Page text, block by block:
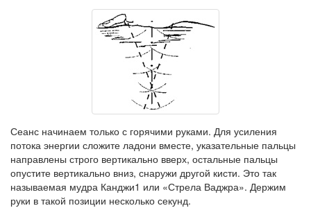
Сеанс начинаем только с горячими руками. Для усиления
потока энергии сложите ладони вместе, указательные пальцы
направлены строго вертикально вверх, остальные пальцы
опустите вертикально вниз, снаружи другой кисти. Это так
называемая мудра Канджи1 или «Стрела Ваджра». Держим
руки в такой позиции несколько секунд.